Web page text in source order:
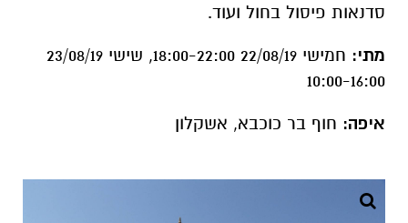
סדנאות פיסול בחול ועוד.
מתי:
חמישי 22/08/19 18:00-22:00, שישי 23/08/19
10:00-16:00
איפה: חוף בר כוכבא, אשקלון